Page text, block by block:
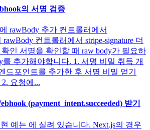
의 서명 검증
rawBody 추가 컨트롤러에서
rawBody 컨트롤러에서 stripe-signature 더
인 서명을 확인할 때 raw body가 필요하
를 추가해야합니다. 1. 서명 비밀 취득 개
드포인트를 추가한 후 서명 비밀 얻기
2. 요청에...
(payment_intent.succeeded) 받기
예는 에 실려 있습니다. Next.js의 경우